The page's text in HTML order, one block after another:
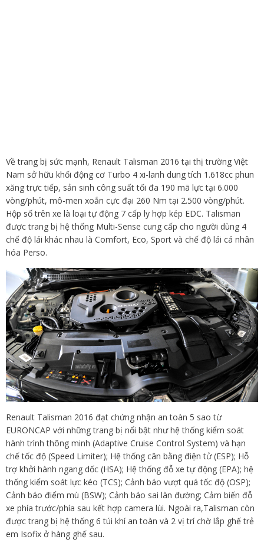
Về trang bị sức mạnh, Renault Talisman 2016 tại thị trường Việt
Nam sở hữu khối động cơ Turbo 4 xi-lanh dung tích 1.618cc phun
xăng trực tiếp, sản sinh công suất tối đa 190 mã lực tại 6.000
vòng/phút, mô-men xoắn cực đại 260 Nm tại 2.500 vòng/phút.
Hộp số trên xe là loại tự động 7 cấp ly hợp kép EDC. Talisman
được trang bị hệ thống Multi-Sense cung cấp cho người dùng 4
chế độ lái khác nhau là Comfort, Eco, Sport và chế độ lái cá nhân
hóa Perso.
Renault Talisman 2016 đạt chứng nhận an toàn 5 sao từ
EURONCAP với những trang bị nổi bật như hệ thống kiểm soát
hành trình thông minh (Adaptive Cruise Control System) và hạn
chế tốc độ (Speed Limiter); Hệ thống cân bằng điện tử (ESP); Hỗ
trợ khởi hành ngang dốc (HSA); Hệ thống đỗ xe tự động (EPA); hệ
thống kiểm soát lực kéo (TCS); Cảnh báo vượt quá tốc độ (OSP);
Cảnh báo điểm mù (BSW); Cảnh báo sai làn đường; Cảm biến đỗ
xe phía trước/phía sau kết hợp camera lùi. Ngoài ra,Talisman còn
được trang bị hệ thống 6 túi khí an toàn và 2 vị trí chờ lắp ghế trẻ
em Isofix ở hàng ghế sau.